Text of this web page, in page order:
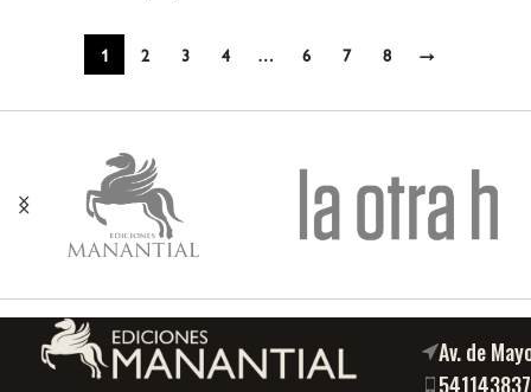
1 2 3 4 … 6 7 8 →
Av. de